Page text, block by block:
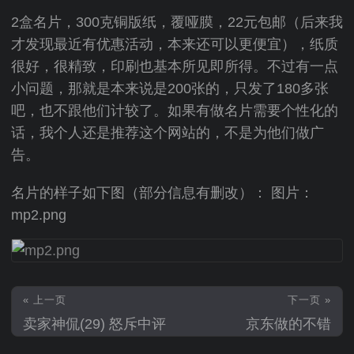
2盒名片，300克铜版纸，覆哑膜，22元包邮（后来我
才发现最近有优惠活动，本来还可以更便宜），纸质
很好，很精致，印刷也基本所见即所得。不过有一点
小问题，那就是本来说是200张的，只发了180多张
吧，也不跟他们计较了。如果有做名片需要个性化的
话，我个人还是推荐这个网站的，不是为他们做广
告。
名片的样子如下图（部分信息有删改）： 图片：
mp2.png
« 上一页
卖家神侃(29) 怒斥中评
下一页 »
京东做的不错